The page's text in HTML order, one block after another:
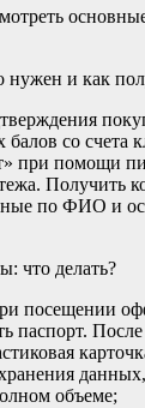
нужен и как
со счета
при помощи
Получить
по ФИО и
что делать?
посещении
паспорт.
объеме;